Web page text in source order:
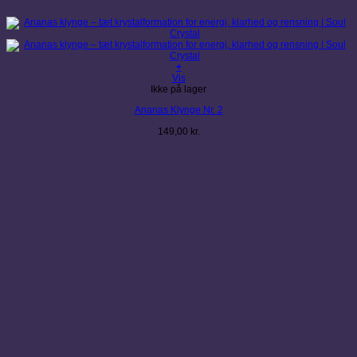
+
Vis
Ikke på lager
Ananas Klynge Nr. 2
149,00 kr.